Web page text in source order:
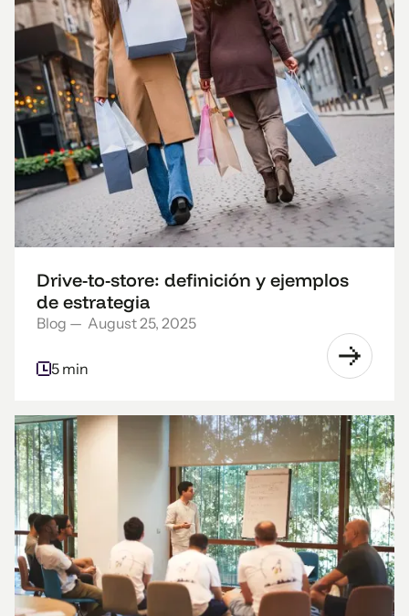
Drive-to-store: definición y ejemplos
de estrategia
Blog — August 25, 2025
5 min